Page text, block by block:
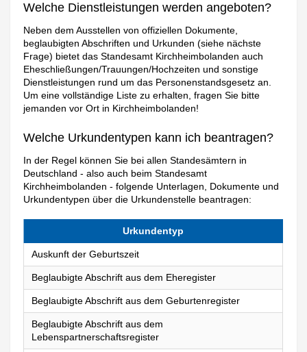
Welche Dienstleistungen werden angeboten?
Neben dem Ausstellen von offiziellen Dokumente,
beglaubigten Abschriften und Urkunden (siehe nächste
Frage) bietet das Standesamt Kirchheimbolanden auch
Eheschließungen/Trauungen/Hochzeiten und sonstige
Dienstleistungen rund um das Personenstandsgesetz an.
Um eine vollständige Liste zu erhalten, fragen Sie bitte
jemanden vor Ort in Kirchheimbolanden!
Welche Urkundentypen kann ich beantragen?
In der Regel können Sie bei allen Standesämtern in
Deutschland - also auch beim Standesamt
Kirchheimbolanden - folgende Unterlagen, Dokumente und
Urkundentypen über die Urkundenstelle beantragen:
Urkundentyp
Auskunft der Geburtszeit
Beglaubigte Abschrift aus dem Eheregister
Beglaubigte Abschrift aus dem Geburtenregister
Beglaubigte Abschrift aus dem
Lebenspartnerschaftsregister